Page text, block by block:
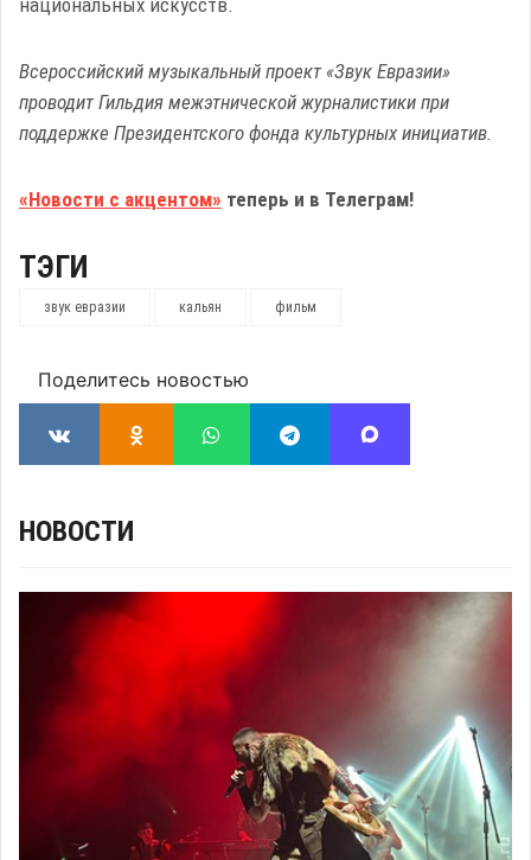
национальных искусств.
Всероссийский музыкальный проект «Звук Евразии»
проводит Гильдия межэтнической журналистики при
поддержке Президентского фонда культурных инициатив.
«Новости с акцентом» теперь и в Телеграм!
ТЭГИ
звук евразии кальян фильм
Поделитесь новостью
НОВОСТИ